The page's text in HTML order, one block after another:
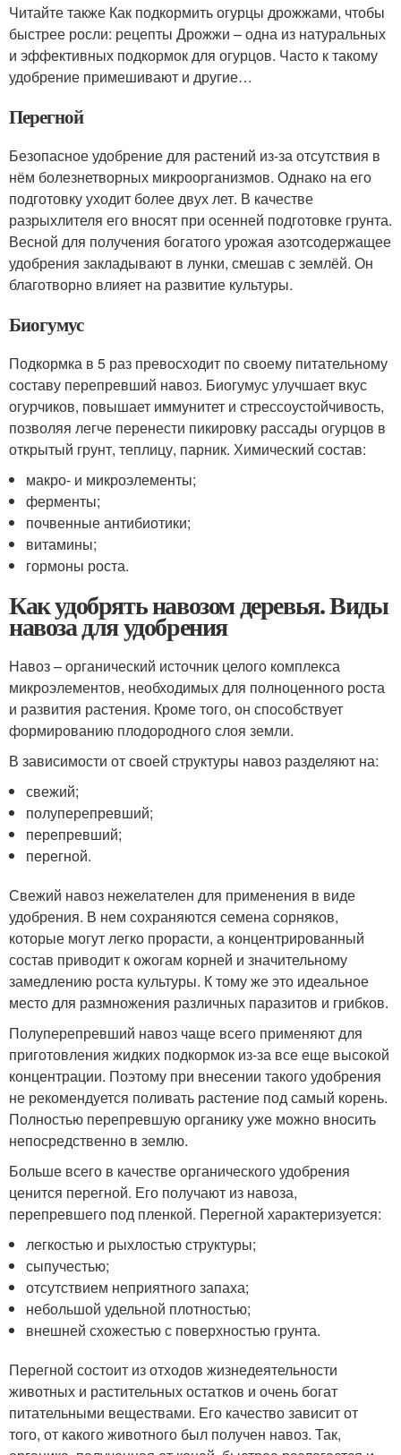
Читайте также Как подкормить огурцы дрожжами, чтобы
быстрее росли: рецепты Дрожжи – одна из натуральных
и эффективных подкормок для огурцов. Часто к такому
удобрение примешивают и другие…
Перегной
Безопасное удобрение для растений из-за отсутствия в
нём болезнетворных микроорганизмов. Однако на его
подготовку уходит более двух лет. В качестве
разрыхлителя его вносят при осенней подготовке грунта.
Весной для получения богатого урожая азотсодержащее
удобрения закладывают в лунки, смешав с землёй. Он
благотворно влияет на развитие культуры.
Биогумус
Подкормка в 5 раз превосходит по своему питательному
составу перепревший навоз. Биогумус улучшает вкус
огурчиков, повышает иммунитет и стрессоустойчивость,
позволяя легче перенести пикировку рассады огурцов в
открытый грунт, теплицу, парник. Химический состав:
макро- и микроэлементы;
ферменты;
почвенные антибиотики;
витамины;
гормоны роста.
Как удобрять навозом деревья. Виды
навоза для удобрения
Навоз – органический источник целого комплекса
микроэлементов, необходимых для полноценного роста
и развития растения. Кроме того, он способствует
формированию плодородного слоя земли.
В зависимости от своей структуры навоз разделяют на:
свежий;
полуперепревший;
перепревший;
перегной.
Свежий навоз нежелателен для применения в виде
удобрения. В нем сохраняются семена сорняков,
которые могут легко прорасти, а концентрированный
состав приводит к ожогам корней и значительному
замедлению роста культуры. К тому же это идеальное
место для размножения различных паразитов и грибков.
Полуперепревший навоз чаще всего применяют для
приготовления жидких подкормок из-за все еще высокой
концентрации. Поэтому при внесении такого удобрения
не рекомендуется поливать растение под самый корень.
Полностью перепревшую органику уже можно вносить
непосредственно в землю.
Больше всего в качестве органического удобрения
ценится перегной. Его получают из навоза,
перепревшего под пленкой. Перегной характеризуется:
легкостью и рыхлостью структуры;
сыпучестью;
отсутствием неприятного запаха;
небольшой удельной плотностью;
внешней схожестью с поверхностью грунта.
Перегной состоит из отходов жизнедеятельности
животных и растительных остатков и очень богат
питательными веществами. Его качество зависит от
того, от какого животного был получен навоз. Так,